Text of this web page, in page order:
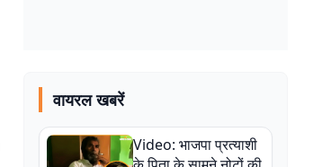
वायरल खबरें
Video: भाजपा प्रत्याशी